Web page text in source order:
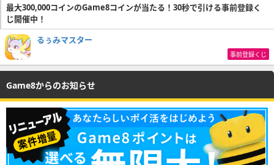
最大300,000コインのGame8コインが当たる！30秒で引ける事前登録く
じ開催中！
るぅみマスター
事前登録くじ
Game8からのお知らせ